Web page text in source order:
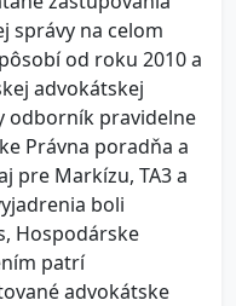
správy na celom
od roku 2010 a
advokátskej
odborník pravidelne
Právna poradňa a
pre Markízu, TA3 a
boli
Hospodárske
patrí
advokátske